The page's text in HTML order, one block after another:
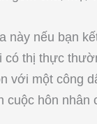
này nếu bạn
thị thực
với một công
cuộc hôn nhân